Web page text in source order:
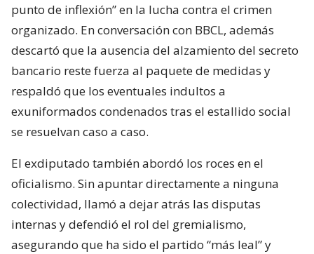
punto de inflexión” en la lucha contra el crimen
organizado. En conversación con BBCL, además
descartó que la ausencia del alzamiento del secreto
bancario reste fuerza al paquete de medidas y
respaldó que los eventuales indultos a
exuniformados condenados tras el estallido social
se resuelvan caso a caso.
El exdiputado también abordó los roces en el
oficialismo. Sin apuntar directamente a ninguna
colectividad, llamó a dejar atrás las disputas
internas y defendió el rol del gremialismo,
asegurando que ha sido el partido “más leal” y